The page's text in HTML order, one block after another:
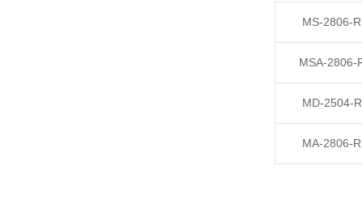
MS-2806-R
MSA-2806-
MD-2504-R
MA-2806-R